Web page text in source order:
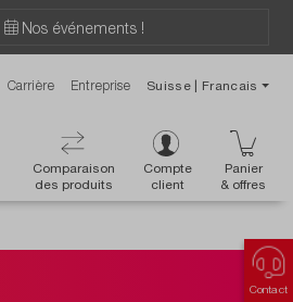
Nos événements !
Carrière Entreprise Suisse | Francais
Comparaison
des produits
Compte
client
Panier
& offres
Contact